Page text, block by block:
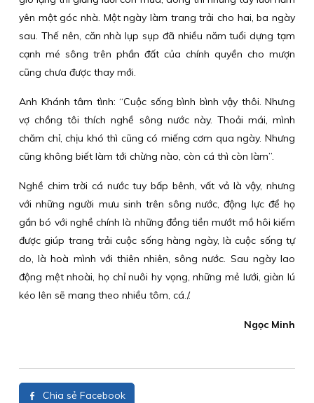
yên một góc nhà. Một ngày làm trang trải cho hai, ba ngày
sau. Thế nên, căn nhà lụp sụp đã nhiều năm tuổi dựng tạm
cạnh mé sông trên phần đất của chính quyền cho mượn
cũng chưa được thay mới.
Anh Khánh tâm tình: “Cuộc sống bình bình vậy thôi. Nhưng
vợ chồng tôi thích nghề sông nước này. Thoải mái, mình
chăm chỉ, chịu khó thì cũng có miếng cơm qua ngày. Nhưng
cũng không biết làm tới chừng nào, còn cá thì còn làm”.
Nghề chim trời cá nước tuy bấp bênh, vất vả là vậy, nhưng
với những người mưu sinh trên sông nước, động lực để họ
gắn bó với nghề chính là những đồng tiền mướt mồ hôi kiếm
được giúp trang trải cuộc sống hàng ngày, là cuộc sống tự
do, là hoà mình với thiên nhiên, sông nước. Sau ngày lao
động mệt nhoài, họ chỉ nuôi hy vọng, những mẻ lưới, giàn lú
kéo lên sẽ mang theo nhiều tôm, cá./.
Ngọc Minh
Chia sẻ Facebook